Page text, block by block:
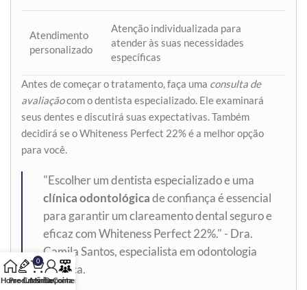
Atendimento
personalizado
Atenção individualizada para
atender às suas necessidades
específicas
Antes de começar o tratamento, faça uma consulta de
avaliaçãocom o dentista especializado. Ele examinará
seus dentes e discutirá suas expectativas. Também
decidirá se o Whiteness Perfect 22% é a melhor opção
para você.
"Escolher um dentista especializado e uma
clínica odontológica de confiança é essencial
para garantir um clareamento dental seguro e
eficaz com Whiteness Perfect 22%." - Dra.
Camila Santos, especialista em odontologia
estética.
Home
Produtos
0
Carrinho
Minha Conta
Depoimento